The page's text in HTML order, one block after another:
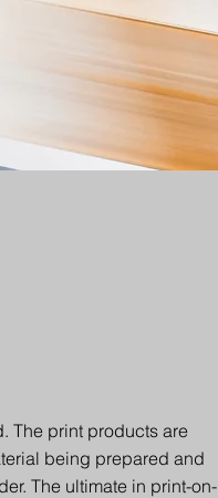
The print products are
being prepared and
The ultimate in print-on-